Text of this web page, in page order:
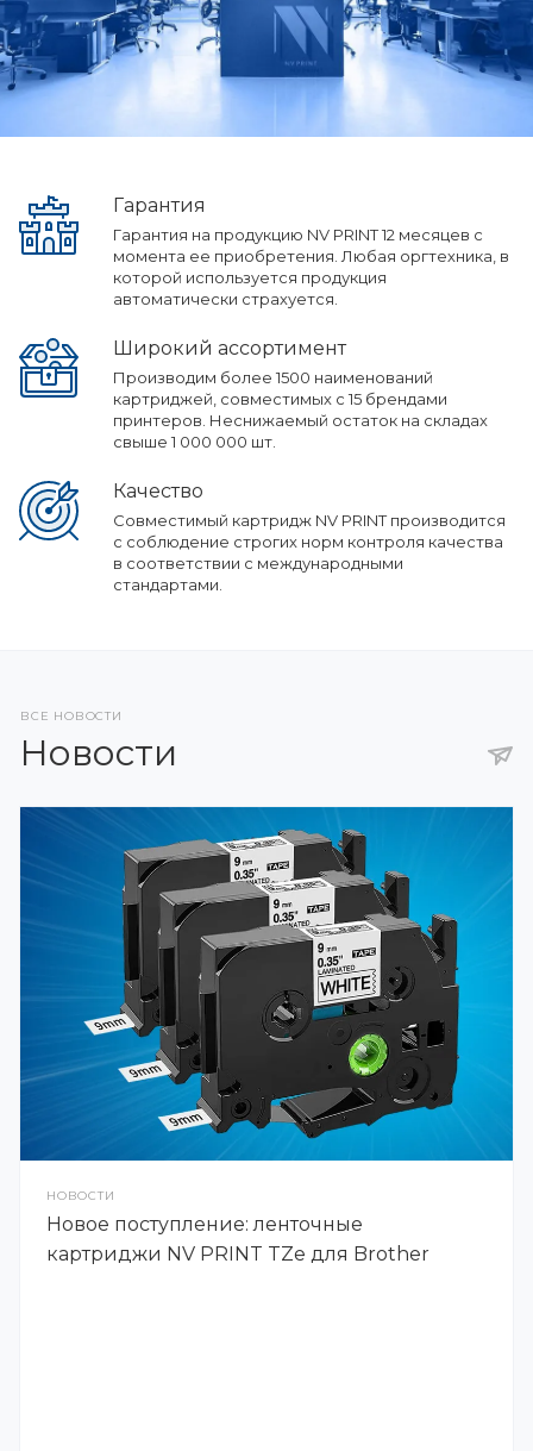
Гарантия
Гарантия на продукцию NV PRINT 12 месяцев с
момента ее приобретения. Любая оргтехника, в
которой используется продукция
автоматически страхуется.
Широкий ассортимент
Производим более 1500 наименований
картриджей, совместимых с 15 брендами
принтеров. Неснижаемый остаток на складах
свыше 1 000 000 шт.
Качество
Совместимый картридж NV PRINT производится
с соблюдение строгих норм контроля качества
в соответствии с международными
стандартами.
ВСЕ НОВОСТИ
Новости
НОВОСТИ
Новое поступление: ленточные
картриджи NV PRINT TZe для Brother